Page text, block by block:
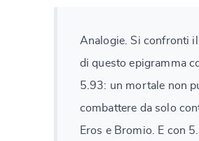
Analogie. Si confronti
di questo epigramma
5.93: un mortale non
combattere da solo
Eros e Bromio. E con